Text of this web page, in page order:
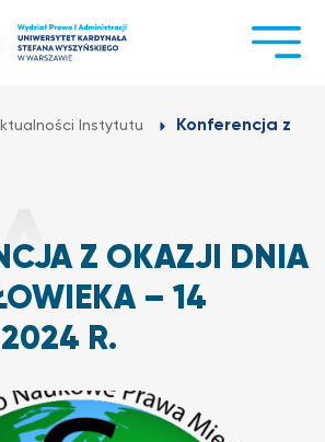
Instytutu Konferencja z
Z OKAZJI DNIA
– 14
R.